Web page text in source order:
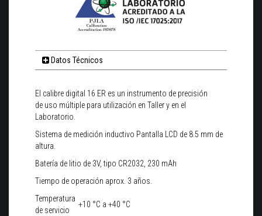
Datos Técnicos
El calibre digital 16 ER es un instrumento de precisión
de uso múltiple para utilización en Taller y en el
Laboratorio.
Sistema de medición inductivo Pantalla LCD de 8.5 mm de
altura.
Batería de litio de 3V, tipo CR2032, 230 mAh
Tiempo de operación aprox. 3 años.
Temperatura
de servicio
+10 °C a +40 °C